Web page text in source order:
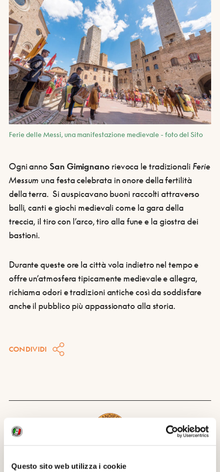
Questo sito web utilizza i cookie
Ferie delle Messi, una manifestazione medievale - foto del Sito
Ogni annoSan Gimignanorievoca le tradizionaliFerie
Messum una festa celebrata in onore della fertilità
della terra. Si auspicavano buoni raccolti attraverso
balli, canti e giochi medievali come la gara della
treccia, il tiro con l’arco, tiro alla fune e la giostra dei
bastioni.
Durante queste ore la città vola indietro nel tempo e
offre un’atmosfera tipicamente medievale e allegra,
richiama odori e tradizioni antiche così da soddisfare
anche il pubblico più appassionato alla storia.
CONDIVIDI
Scopri di più suSan Gimignano